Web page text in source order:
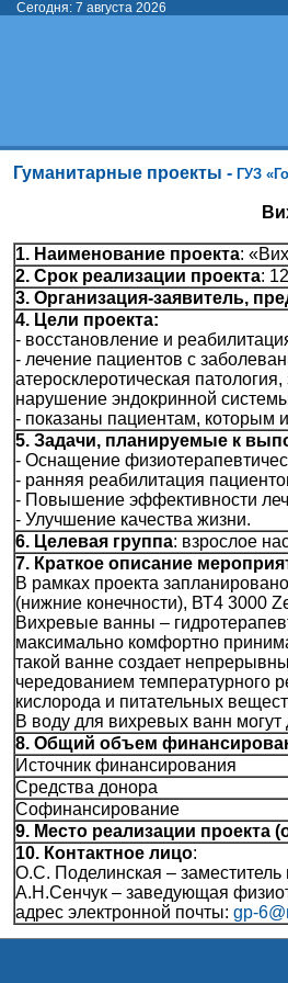
Сегодня: 7 августа 2026
Гуманитарные проекты - ГУЗ
1. Наименование проекта:
2. Срок реализации проекта:
3. Организация-заявитель,
4. Цели проекта:
- восстановление и
- лечение пациентов с
атеросклеротическая
нарушение эндокринной
- показаны пациентам, которым
5. Задачи, планируемые к
- Оснащение
- ранняя реабилитация
- Повышение эффективности
- Улучшение качества жизни.
6. Целевая группа: взрослое
7. Краткое описание
В рамках проекта
(нижние конечности), ВТ4 3000
Вихревые ванны –
максимально комфортно
такой ванне создает
чередованием температурного
кислорода и питательных
В воду для вихревых ванн
8. Общий объем
Источник финансирования
Средства донора
Софинансирование
9. Место реализации проекта
10. Контактное лицо:
О.С. Поделинская –
А.Н.Сенчук – заведующая
адрес электронной почты: gp-